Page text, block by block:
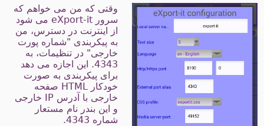
وقتی که من می خواهم که
سرور eXport-it می شود
از اینترنت در دسترس، من
به پیکربندی "شماره پورت
خارجی" در تنظیمات، به
4343. این اجازه می دهد
برای پیکربندی به صورت
خودکار HTML صفحه
خارجی با آدرس IP خارجی
و این بندر نام مستعار
شماره 4343.